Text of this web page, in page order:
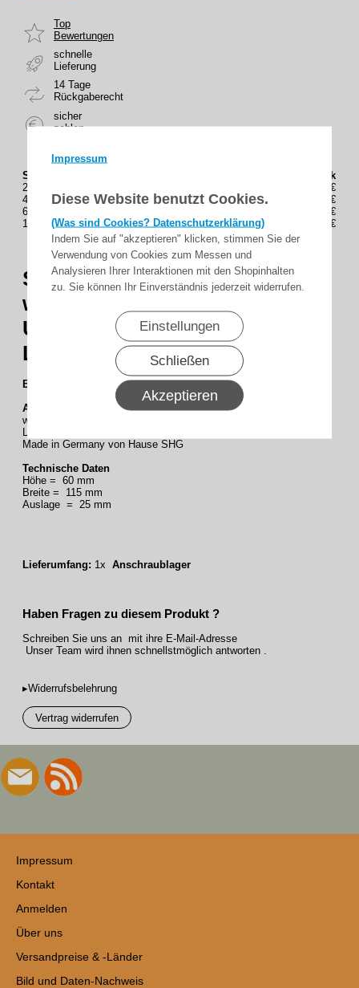
Impressum
Diese Website benutzt Cookies.
(Was sind Cookies? Datenschutzerklärung)
Indem Sie auf "akzeptieren" klicken, stimmen Sie der
Verwendung von Cookies zum Messen und
Analysieren Ihrer Interaktionen mit den Shopinhalten
zu. Sie können Ihr Einverständnis jederzeit widerrufen.
Einstellungen
Schließen
Akzeptieren
Top
Bewertungen
schnelle
Lieferung
14 Tage
Rückgaberecht
sicher
zahlen
Staffelung (Stück)
Preis(Brutto) / Stück
2
7,35€
4
7,19€
6
7,09€
10
6,84€
SHG -Anschraublager
waagrecht, für Primat-,
Universal- und
Lunamat-Gurtzuggetriebe
Beschreibung
Anschraublager
waagrecht, für Primat-, Universal- und
Made in Germany von Hause SHG
Technische Daten
Höhe = 60 mm
Breite = 115 mm
Auslage = 25 mm
Lieferumfang: 1x Anschraublager
Haben Fragen zu diesem Produkt ?
Schreiben Sie uns an mit ihre E-Mail-Adresse
Unser Team wird ihnen schnellstmöglich antworten .
▸Widerrufsbelehrung
Vertrag widerrufen
Impressum
Kontakt
Anmelden
Über uns
Versandpreise & -Länder
Bild und Daten-Nachweis